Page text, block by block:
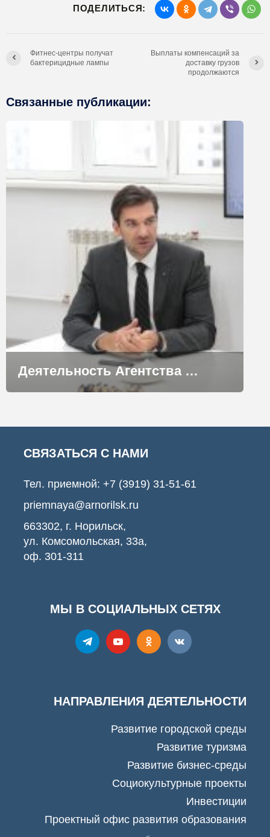
ПОДЕЛИТЬСЯ:
Фитнес-центры получат
бактерицидные лампы
Выплаты компенсаций за
доставку грузов
продолжаются
Связанные публикации:
Деятельность Агентства развития Норильска получила высокую оценку сенаторов Совета Федерации
СВЯЗАТЬСЯ С НАМИ
Тел. приемной: +7 (3919) 31-51-61
priemnaya@arnorilsk.ru
663302, г. Норильск,
ул. Комсомольская, 33а,
оф. 301-311
МЫ В СОЦИАЛЬНЫХ СЕТЯХ
НАПРАВЛЕНИЯ ДЕЯТЕЛЬНОСТИ
Развитие городской среды
Развитие туризма
Развитие бизнес-среды
Социокультурные проекты
Инвестиции
Проектный офис развития образования